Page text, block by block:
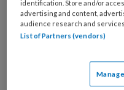
* *
wachtwoord* *
Kies
identification. Store and/or
advertising and content,
audience research and
List of Partners (vendors)